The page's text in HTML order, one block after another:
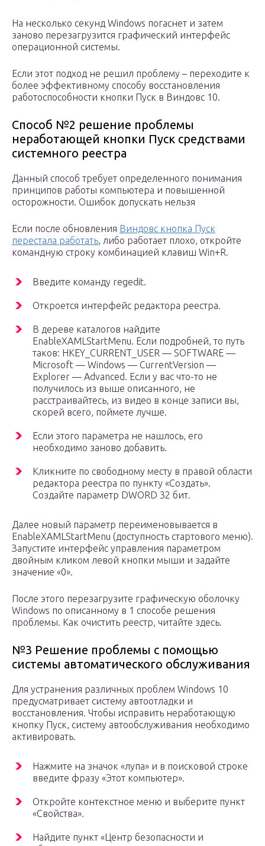
На несколько секунд Windows погаснет и затем
заново перезагрузится графический интерфейс
операционной системы.
Если этот подход не решил проблему – переходите к
более эффективному способу восстановления
работоспособности кнопки Пуск в Виндовс 10.
Способ №2 решение проблемы
неработающей кнопки Пуск средствами
системного реестра
Данный способ требует определенного понимания
принципов работы компьютера и повышенной
осторожности. Ошибок допускать нельзя
Если после обновления Виндовс кнопка Пуск
перестала работать, либо работает плохо, откройте
командную строку комбинацией клавиш Win+R.
Введите команду regedit.
Откроется интерфейс редактора реестра.
В дереве каталогов найдите
EnableXAMLStartMenu. Если подробней, то путь
таков: HKEY_CURRENT_USER — SOFTWARE —
Microsoft — Windows — CurrentVersion —
Explorer — Advanced. Если у вас что-то не
получилось из выше описанного, не
расстраивайтесь, из видео в конце записи вы,
скорей всего, поймете лучше.
Если этого параметра не нашлось, его
необходимо заново добавить.
Кликните по свободному месту в правой области
редактора реестра по пункту «Создать».
Создайте параметр DWORD 32 бит.
Далее новый параметр переименовывается в
EnableXAMLStartMenu (доступность стартового меню).
Запустите интерфейс управления параметром
двойным кликом левой кнопки мыши и задайте
значение «0».
После этого перезагрузите графическую оболочку
Windows по описанному в 1 способе решения
проблемы. Как очистить реестр, читайте здесь.
№3 Решение проблемы с помощью
системы автоматического обслуживания
Для устранения различных проблем Windows 10
предусматривает систему автоотладки и
восстановления. Чтобы исправить неработающую
кнопку Пуск, систему автообслуживания необходимо
активировать.
Нажмите на значок «лупа» и в поисковой строке
введите фразу «Этот компьютер».
Откройте контекстное меню и выберите пункт
«Свойства».
Найдите пункт «Центр безопасности и